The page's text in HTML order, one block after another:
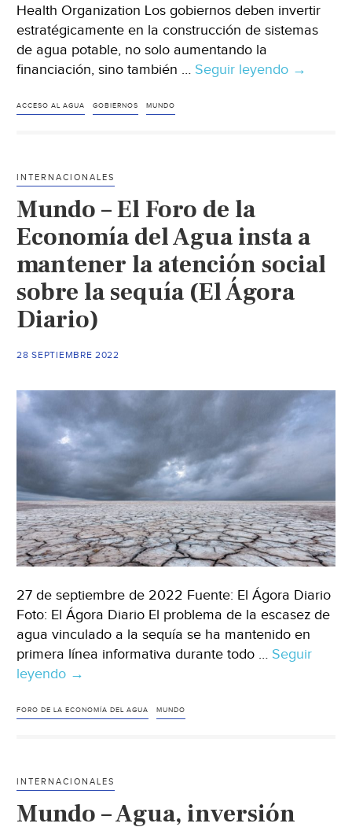
Health Organization Los gobiernos deben invertir
estratégicamente en la construcción de sistemas
de agua potable, no solo aumentando la
financiación, sino también … Seguir leyendo Mundo
requiere
una
mayor
inversión
→
ACCESO AL AGUA GOBIERNOS MUNDO
INTERNACIONALES
Mundo – El Foro de la
Economía del Agua insta a
mantener la atención social
sobre la sequía (El Ágora
Diario)
28 SEPTIEMBRE 2022
27 de septiembre de 2022 Fuente: El Ágora Diario
Foto: El Ágora Diario El problema de la escasez de
agua vinculado a la sequía se ha mantenido en
primera línea informativa durante todo … Seguir
leyendo Mundo
El
Economía
del
→
FORO DE LA ECONOMÍA DEL AGUA MUNDO
INTERNACIONALES
Mundo – Agua, inversión